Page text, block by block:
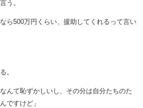
う。
ら500万円くらい、援助してくれるって言い
。
んて恥ずかしいし、その分は自分たちのた
ですけど」